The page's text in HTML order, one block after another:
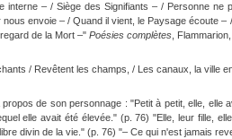
interne – / Siège des Signifiants – / Personne
nous envoie – / Quand il vient, le Paysage écoute
de la Mort –" Poésies complètes ,
/ Revêtent les champs, / Les canaux, la ville
de son personnage : "Petit à petit, elle, elle
elle avait été élevée." (p. 76) "Elle, leur fille,
divin de la vie." (p. 76) "– Ce qui n'est jamais